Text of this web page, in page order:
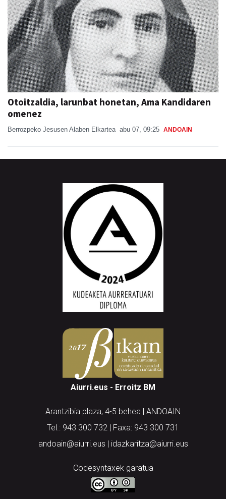
Otoitzaldia, larunbat honetan, Ama Kandidaren
omenez
Berrozpeko Jesusen Alaben Elkartea abu 07, 09:25 ANDOAIN
Aiurri.eus - Erroitz BM
Arantzibia plaza, 4-5 behea | ANDOAIN
Tel.: 943 300 732 | Faxa: 943 300 731
andoain@aiurri.eus | idazkaritza@aiurri.eus
Codesyntaxek garatua